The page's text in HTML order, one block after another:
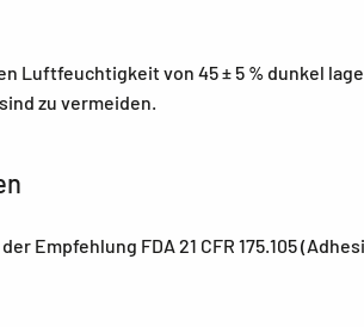
Luftfeuchtigkeit von 45 ± 5 % dunkel
zu vermeiden.
Empfehlung FDA 21 CFR 175.105